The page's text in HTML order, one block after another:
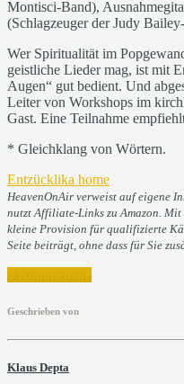
Montisci-Band),
(Schlagzeuger der Judy
Wer Spiritualität im
geistliche Lieder mag, ist mit
Augen“ gut bedient. Und
Leiter von Workshops im
Gast. Eine Teilnahme
* Gleichklang von Wörtern.
Entzücklika home
HeavenOnAir verweist auf eigene
nutzt Affiliate-Links zu Amazon.
kleine Provision für qualifizierte
Seite beiträgt, ohne dass für Sie
Geschrieben von
Klaus Depta